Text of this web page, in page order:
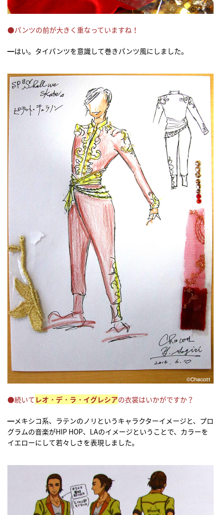
●パンツの前が大きく重なっていますね！
━はい。タイパンツを意識して巻きパンツ風にしました。
●続いてレオ・デ・ラ・イグレシアの衣裳はいかがですか？
━メキシコ系、ラテンのノリというキャラクターイメージと、プロ
グラムの音楽がHIP HOP、LAのイメージということで、カラーを
イエローにして若々しさを表現しました。